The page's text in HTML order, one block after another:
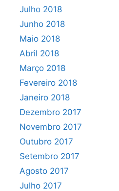
Julho 2018
Junho 2018
Maio 2018
Abril 2018
Março 2018
Fevereiro 2018
Janeiro 2018
Dezembro 2017
Novembro 2017
Outubro 2017
Setembro 2017
Agosto 2017
Julho 2017